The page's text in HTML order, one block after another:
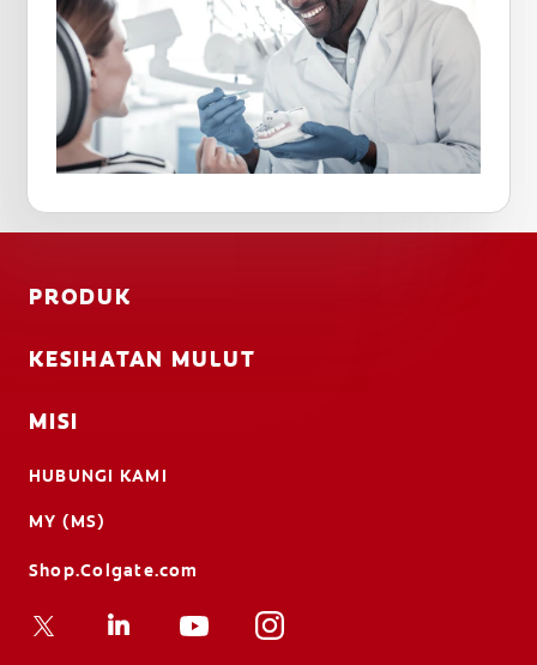
PRODUK
KESIHATAN MULUT
MISI
HUBUNGI KAMI
MY (MS)
Shop.Colgate.com